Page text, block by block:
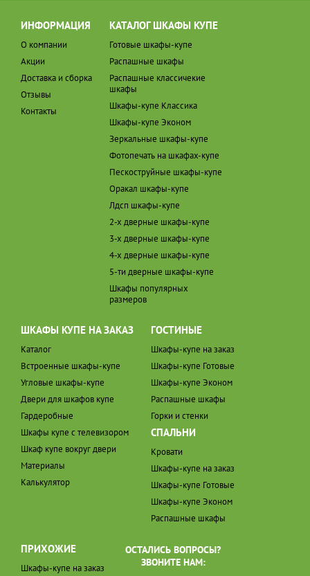
ИНФОРМАЦИЯ
О компании
Акции
Доставка и сборка
Отзывы
Контакты
КАТАЛОГ ШКАФЫ КУПЕ
Готовые шкафы-купе
Распашные шкафы
Распашные классичекие
шкафы
Шкафы-купе Классика
Шкафы-купе Эконом
Зеркальные шкафы-купе
Фотопечать на шкафах-купе
Пескоструйные шкафы-купе
Оракал шкафы-купе
Лдсп шкафы-купе
2-х дверные шкафы-купе
3-х дверные шкафы-купе
4-х дверные шкафы-купе
5-ти дверные шкафы-купе
Шкафы популярных
размеров
ШКАФЫ КУПЕ НА ЗАКАЗ
Каталог
Встроенные шкафы-купе
Угловые шкафы-купе
Двери для шкафов купе
Гардеробные
Шкафы купе с телевизором
Шкаф купе вокруг двери
Материалы
Калькулятор
ГОСТИНЫЕ
Шкафы-купе на заказ
Шкафы-купе Готовые
Шкафы-купе Эконом
Распашные шкафы
Горки и стенки
СПАЛЬНИ
Кровати
Шкафы-купе на заказ
Шкафы-купе Готовые
Шкафы-купе Эконом
Распашные шкафы
ПРИХОЖИЕ
Шкафы-купе на заказ
ОСТАЛИСЬ ВОПРОСЫ?
ЗВОНИТЕ НАМ: